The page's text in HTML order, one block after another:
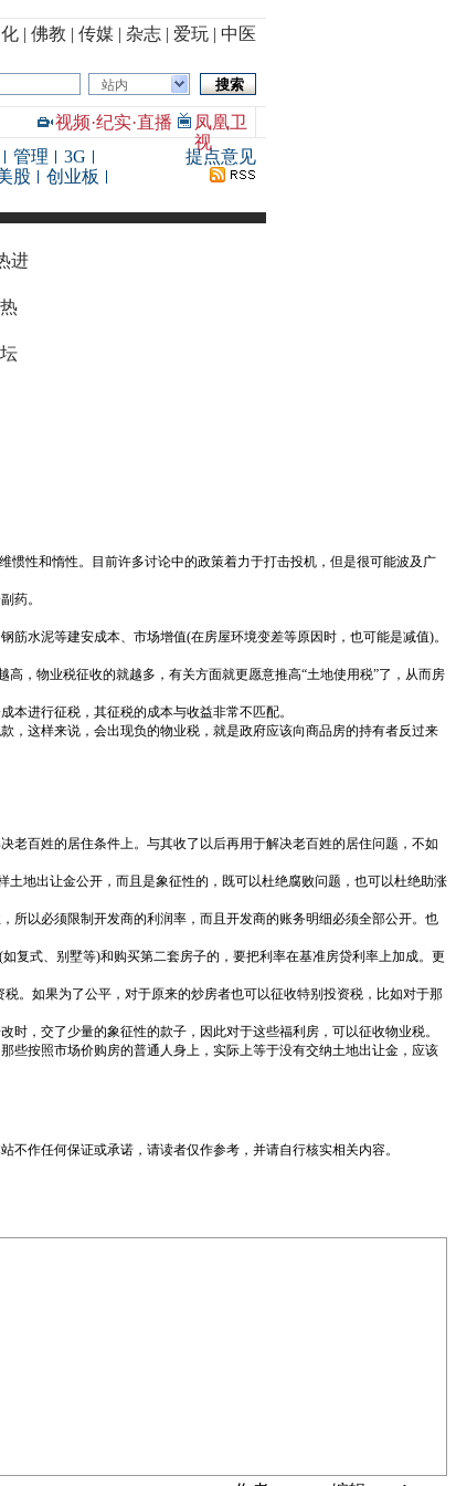
| 佛教 | 传媒 | 杂志 | 爱玩 | 中医
站内
视频·纪实·直播
凤凰卫
视
管理
3G
股
创业板
提点意见
进
惯性和惰性。目前许多讨论中的政策着力于打击投机，但是很可能波及广
药。
水泥等建安成本、市场增值(在房屋环境变差等原因时，也可能是减值)。
，物业税征收的就越多，有关方面就更愿意推高“土地使用税”了，从而房
本进行征税，其征税的成本与收益非常不匹配。
，这样来说，会出现负的物业税，就是政府应该向商品房的持有者反过来
老百姓的居住条件上。与其收了以后再用于解决老百姓的居住问题，不如
地出让金公开，而且是象征性的，既可以杜绝腐败问题，也可以杜绝助涨
所以必须限制开发商的利润率，而且开发商的账务明细必须全部公开。也
复式、别墅等)和购买第二套房子的，要把利率在基准房贷利率上加成。更
。如果为了公平，对于原来的炒房者也可以征收特别投资税，比如对于那
，交了少量的象征性的款子，因此对于这些福利房，可以征收物业税。
些按照市场价购房的普通人身上，实际上等于没有交纳土地出让金，应该
作任何保证或承诺，请读者仅作参考，并请自行核实相关内容。